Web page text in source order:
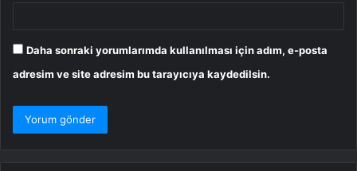
Daha sonraki yorumlarımda kullanılması için adım, e-posta
adresim ve site adresim bu tarayıcıya kaydedilsin.